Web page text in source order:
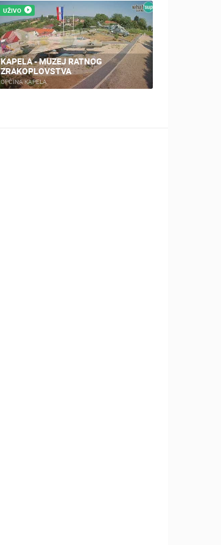
UŽIVO
KAPELA - MUZEJ RATNOG
ZRAKOPLOVSTVA
OPĆINA KAPELA